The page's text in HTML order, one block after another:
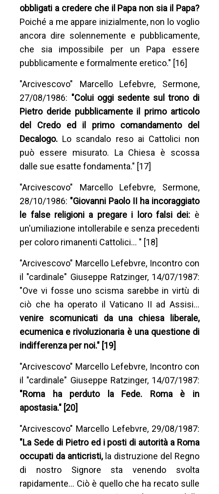
obbligati a credere che il Papa non sia il Papa?
Poiché a me appare inizialmente, non lo voglio
ancora dire solennemente e pubblicamente,
che sia impossibile per un Papa essere
pubblicamente e formalmente eretico." [16]
"Arcivescovo" Marcello Lefebvre, Sermone,
27/08/1986: "Colui oggi sedente sul trono di
Pietro deride pubblicamente il primo articolo
del Credo ed il primo comandamento del
Decalogo. Lo scandalo reso ai Cattolici non
può essere misurato. La Chiesa è scossa
dalle sue esatte fondamenta." [17]
"Arcivescovo" Marcello Lefebvre, Sermone,
28/10/1986: "Giovanni Paolo II ha incoraggiato
le false religioni a pregare i loro falsi dei: è
un'umiliazione intollerabile e senza precedenti
per coloro rimanenti Cattolici… " [18]
"Arcivescovo" Marcello Lefebvre, Incontro con
il "cardinale" Giuseppe Ratzinger, 14/07/1987:
"Ove vi fosse uno scisma sarebbe in virtù di
ciò che ha operato il Vaticano II ad Assisi…
venire scomunicati da una chiesa liberale,
ecumenica e rivoluzionaria è una questione di
indifferenza per noi." [19]
"Arcivescovo" Marcello Lefebvre, Incontro con
il "cardinale" Giuseppe Ratzinger, 14/07/1987:
"Roma ha perduto la Fede. Roma è in
apostasia." [20]
"Arcivescovo" Marcello Lefebvre, 29/08/1987:
"La Sede di Pietro ed i posti di autorità a Roma
occupati da anticristi, la distruzione del Regno
di nostro Signore sta venendo svolta
rapidamente… Ciò è quello che ha recato sulle